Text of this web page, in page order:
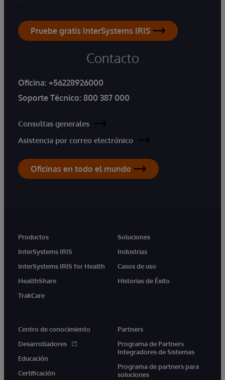
Pruebe gratis InterSystems IRIS
Contacto
Oficina: +56228926000
Soporte Técnico: 800 387 000
Consultas generales
Asistencia por correo electrónico
Oficinas en todo el mundo
Productos
InterSystems IRIS
InterSystems IRIS for Health
HealthShare
TrakCare
Soluciones
Industrias
Casos de uso
Historias de Éxito
Centro de conocimiento
Desarrolladores
Educación
Certificación
Partners
Programa de Partners
Integradores de Sistemas
Programa de partners para
soluciones